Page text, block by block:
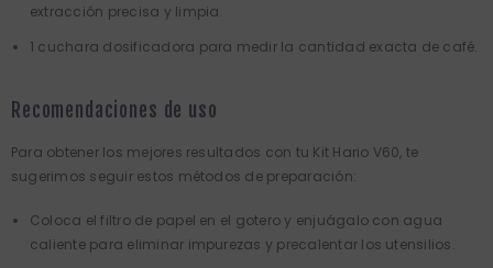
extracción precisa y limpia.
1 cuchara dosificadora para medir la cantidad exacta de café.
Recomendaciones de uso
Para obtener los mejores resultados con tu Kit Hario V60, te
sugerimos seguir estos métodos de preparación:
Coloca el filtro de papel en el gotero y enjuágalo con agua
caliente para eliminar impurezas y precalentar los utensilios.